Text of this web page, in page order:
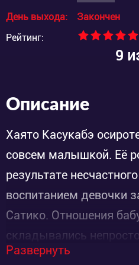
День выхода:
Закончен
Рейтинг:
9
Описание
Хаято Касукабэ
совсем малышкой. Её
результате
воспитанием девочки
Сатико. Отношения
складывались
крупной ссоры,
Развернуть